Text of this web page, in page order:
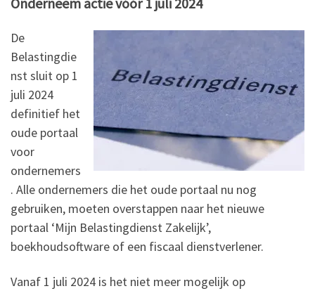
De
Belastingdie
nst sluit op 1
juli 2024
definitief het
oude portaal
voor
ondernemers
. Alle ondernemers die het oude portaal nu nog
gebruiken, moeten overstappen naar het nieuwe
portaal ‘Mijn Belastingdienst Zakelijk’,
boekhoudsoftware of een fiscaal dienstverlener.
Vanaf 1 juli 2024 is het niet meer mogelijk op